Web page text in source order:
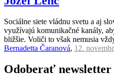
Sociálne siete vládnu svetu a aj
využívajú komunikačné kanály,
bližšie. Voliči to však nemusia
Bernadetta Čaranová, 12.
Odoberať newsletter